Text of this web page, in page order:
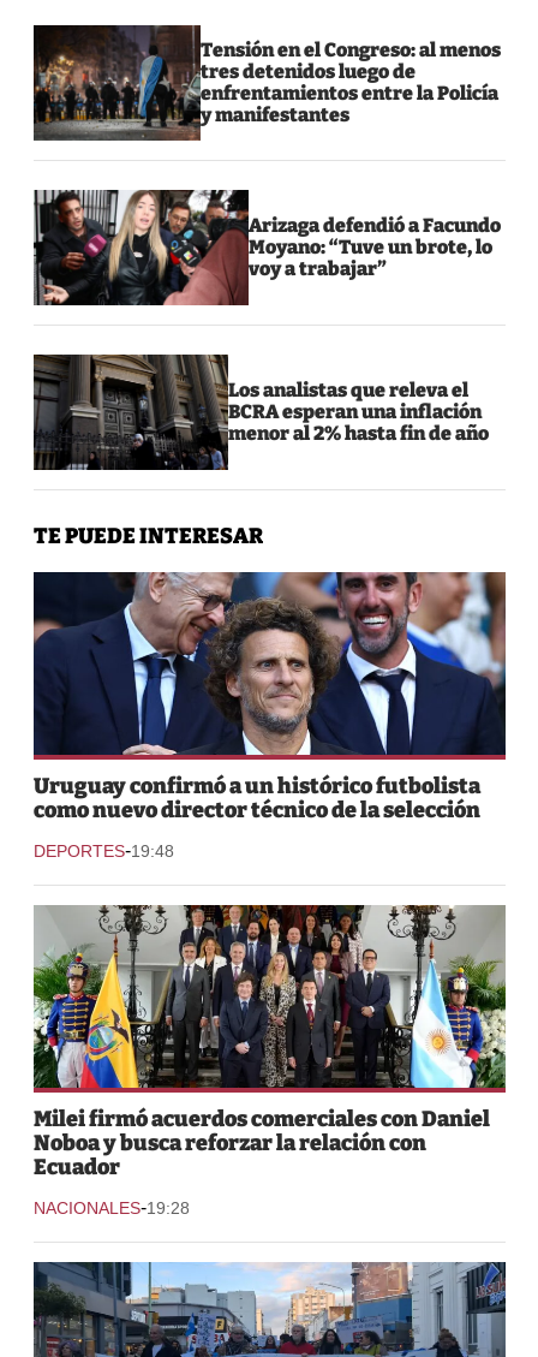
Tensión en el Congreso: al menos
tres detenidos luego de
enfrentamientos entre la Policía
y manifestantes
Arizaga defendió a Facundo
Moyano: “Tuve un brote, lo
voy a trabajar”
Los analistas que releva el
BCRA esperan una inflación
menor al 2% hasta fin de año
TE PUEDE INTERESAR
Uruguay confirmó a un histórico futbolista
como nuevo director técnico de la selección
DEPORTES-19:48
Milei firmó acuerdos comerciales con Daniel
Noboa y busca reforzar la relación con
Ecuador
NACIONALES-19:28